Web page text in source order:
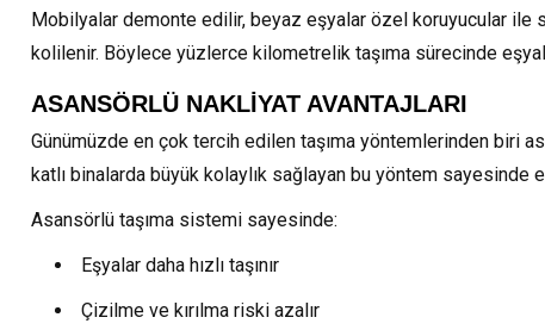
Mobilyalar demonte edilir, beyaz eşyalar özel koruyucular ile
kolilenir. Böylece yüzlerce kilometrelik taşıma sürecinde
ASANSÖRLÜ NAKLİYAT AVANTAJLARI
Günümüzde en çok tercih edilen taşıma yöntemlerinden biri
katlı binalarda büyük kolaylık sağlayan bu yöntem sayesinde
Asansörlü taşıma sistemi sayesinde:
Eşyalar daha hızlı taşınır
Çizilme ve kırılma riski azalır